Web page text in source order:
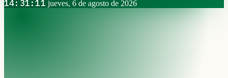
14:31:12 jueves, 6 de agosto de 2026